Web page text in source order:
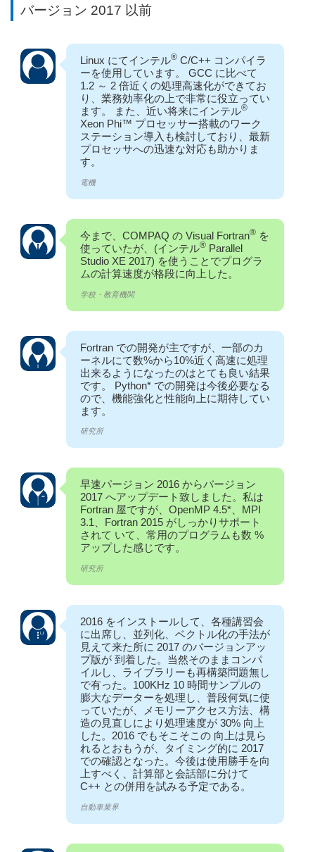
バージョン 2017 以前
Linux にてインテル® C/C++ コンパイラ
ーを使用しています。 GCC に比べて
1.2 ～ 2 倍近くの処理高速化ができてお
り、業務効率化の上で非常に役立ってい
ます。 また、近い将来にインテル®
Xeon Phi™ プロセッサー搭載のワーク
ステーション導入も検討しており、最新
プロセッサへの迅速な対応も助かりま
す。
電機
今まで、COMPAQ の Visual Fortran® を
使っていたが、(インテル® Parallel
Studio XE 2017) を使うことでプログラ
ムの計算速度が格段に向上した。
学校・教育機関
Fortran での開発が主ですが、一部のカ
ーネルにて数%から10%近く高速に処理
出来るようになったのはとても良い結果
です。 Python* での開発は今後必要なる
ので、機能強化と性能向上に期待してい
ます。
研究所
早速パージョン 2016 からバージョン
2017 へアップデート致しました。私は
Fortran 屋ですが、OpenMP 4.5*、MPI
3.1、Fortran 2015 がしっかりサポート
されて いて、常用のプログラムも数 %
アップした感じです。
研究所
2016 をインストールして、各種講習会
に出席し、並列化、ベクトル化の手法が
見えて来た所に 2017 のバージョンアッ
プ版が 到着した。当然そのままコンパ
イルし、ライブラリーも再構築問題無し
で有った。100KHz 10 時間サンプルの
膨大なデーターを処理し、普段何気に使
っていたが、メモリーアクセス方法、構
造の見直しにより処理速度が 30% 向上
した。2016 でもそこそこの 向上は見ら
れるとおもうが、タイミング的に 2017
での確認となった。今後は使用勝手を向
上すべく、計算部と会話部に分けて
C++ との併用を試みる予定である。
自動車業界